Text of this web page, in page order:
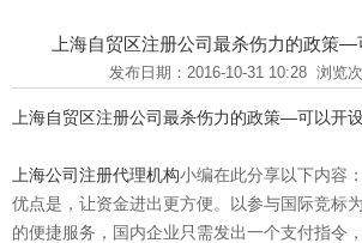
上海自贸区注册公司最杀伤力的政策
发布日期：2016-10-31 10:28 浏览
上海自贸区注册公司最杀伤力的政策—可以开
上海公司注册代理机构小编在此分享以下内容
优点是，让资金进出更方便。以参与国际竞标
的便捷服务，国内企业只需发出一个支付指令